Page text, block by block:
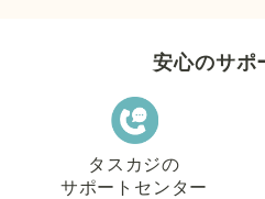
安心のサポ
タスカジの
サポートセンター